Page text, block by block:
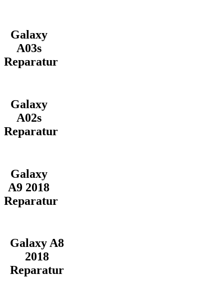
Galaxy
A03s
Reparatur
Galaxy
A02s
Reparatur
Galaxy
A9 2018
Reparatur
Galaxy A8
2018
Reparatur